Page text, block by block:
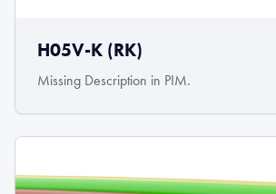
H05V-K (RK)
Missing Description in PIM.